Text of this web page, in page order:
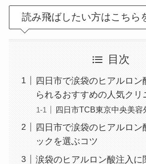
読み飛ばしたい方はこちら
目次
四日市で涙袋のヒアルロン
られるおすすめの人気クリ
四日市TCB東京中央美容
四日市で涙袋のヒアルロン
ックを選ぶコツ
涙袋のヒアルロン酸注入に